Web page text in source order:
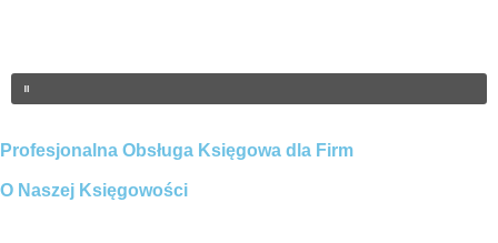
Profesjonalna Obsługa Księgowa dla Firm
O Naszej Księgowości